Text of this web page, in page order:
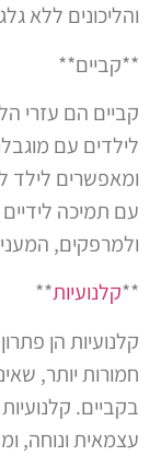
והליכונים ללא
**קביים**
קביים הם עזרי
לילדים עם
ומאפשרים לילד
עם תמיכה לידיים
ולמרפקים,
קלנועיות**
קלנועיות הן פתרון
חמורות יותר,
בקביים.
עצמאית ונוחה,